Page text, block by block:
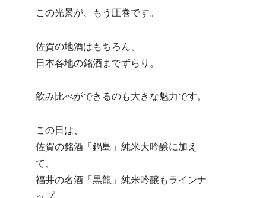
この光景が、もう圧巻です。
佐賀の地酒はもちろん、
日本各地の銘酒までずらり。
飲み比べができるのも大きな魅力です。
この日は、
佐賀の銘酒「鍋島」純米大吟醸に加え
て、
福井の名酒「黒龍」純米吟醸もラインナ